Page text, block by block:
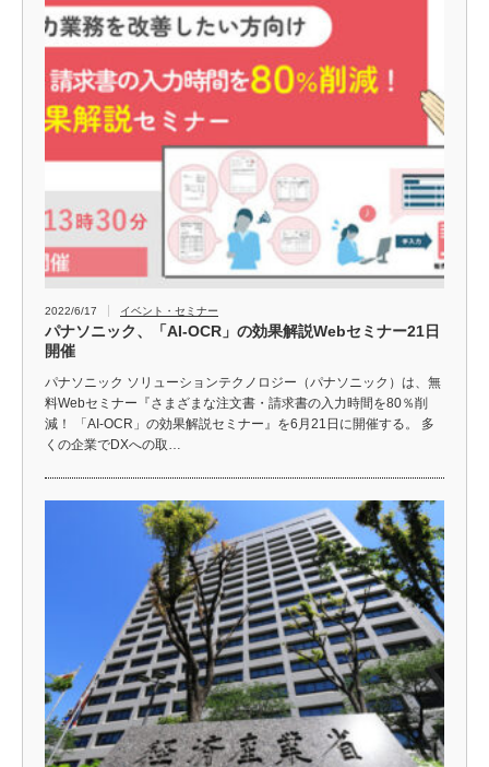
2022/6/17 イベント・セミナー
パナソニック、「AI-OCR」の効果解説Webセミナー21日
開催
パナソニック ソリューションテクノロジー（パナソニック）は、無
料Webセミナー『さまざまな注文書・請求書の入力時間を80％削
減！ 「AI-OCR」の効果解説セミナー』を6月21日に開催する。 多
くの企業でDXへの取…